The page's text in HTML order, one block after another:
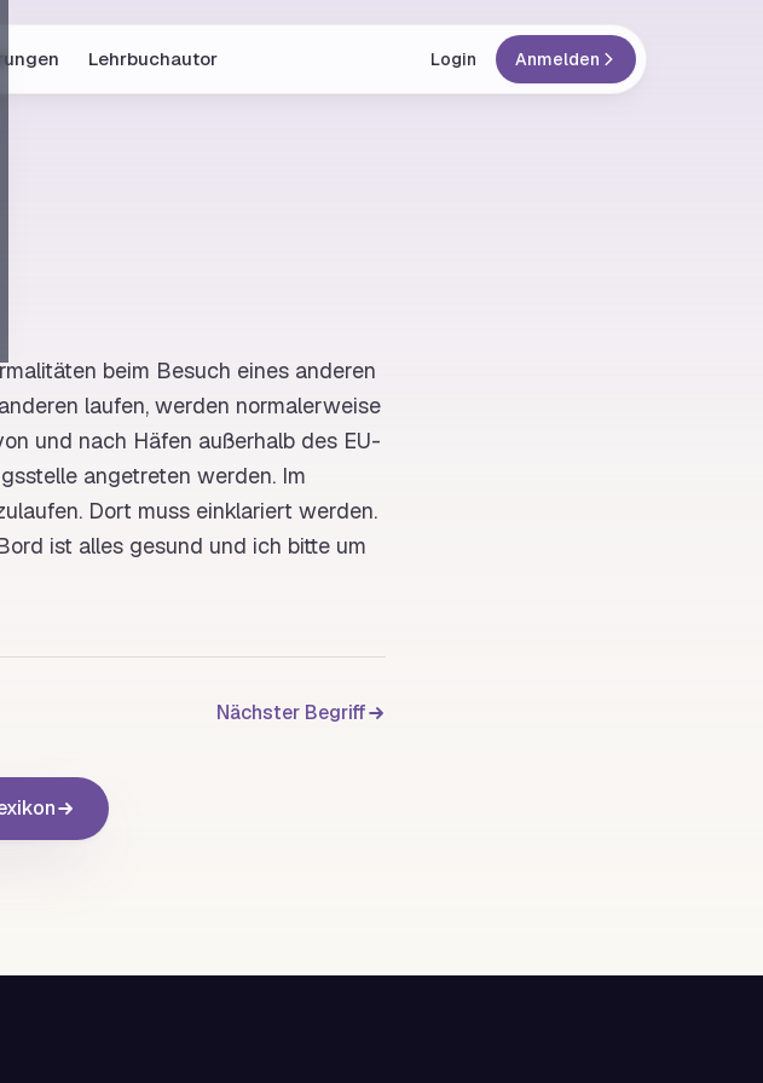
Lehrbuchautor Login Anmelden
beim Besuch eines anderen
laufen, werden normalerweise
und nach Häfen außerhalb des EU-
angetreten werden. Im
Dort muss einklariert werden.
ist alles gesund und ich bitte um
Nächster Begriff